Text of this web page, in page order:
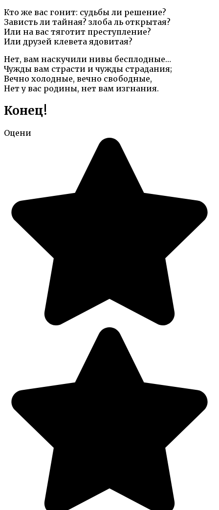
Кто же вас гонит: судьбы ли решение?
Зависть ли тайная? злоба ль открытая?
Или на вас тяготит преступление?
Или друзей клевета ядовитая?
Нет, вам наскучили нивы бесплодные…
Чужды вам страсти и чужды страдания;
Вечно холодные, вечно свободные,
Нет у вас родины, нет вам изгнания.
Конец!
Оцени